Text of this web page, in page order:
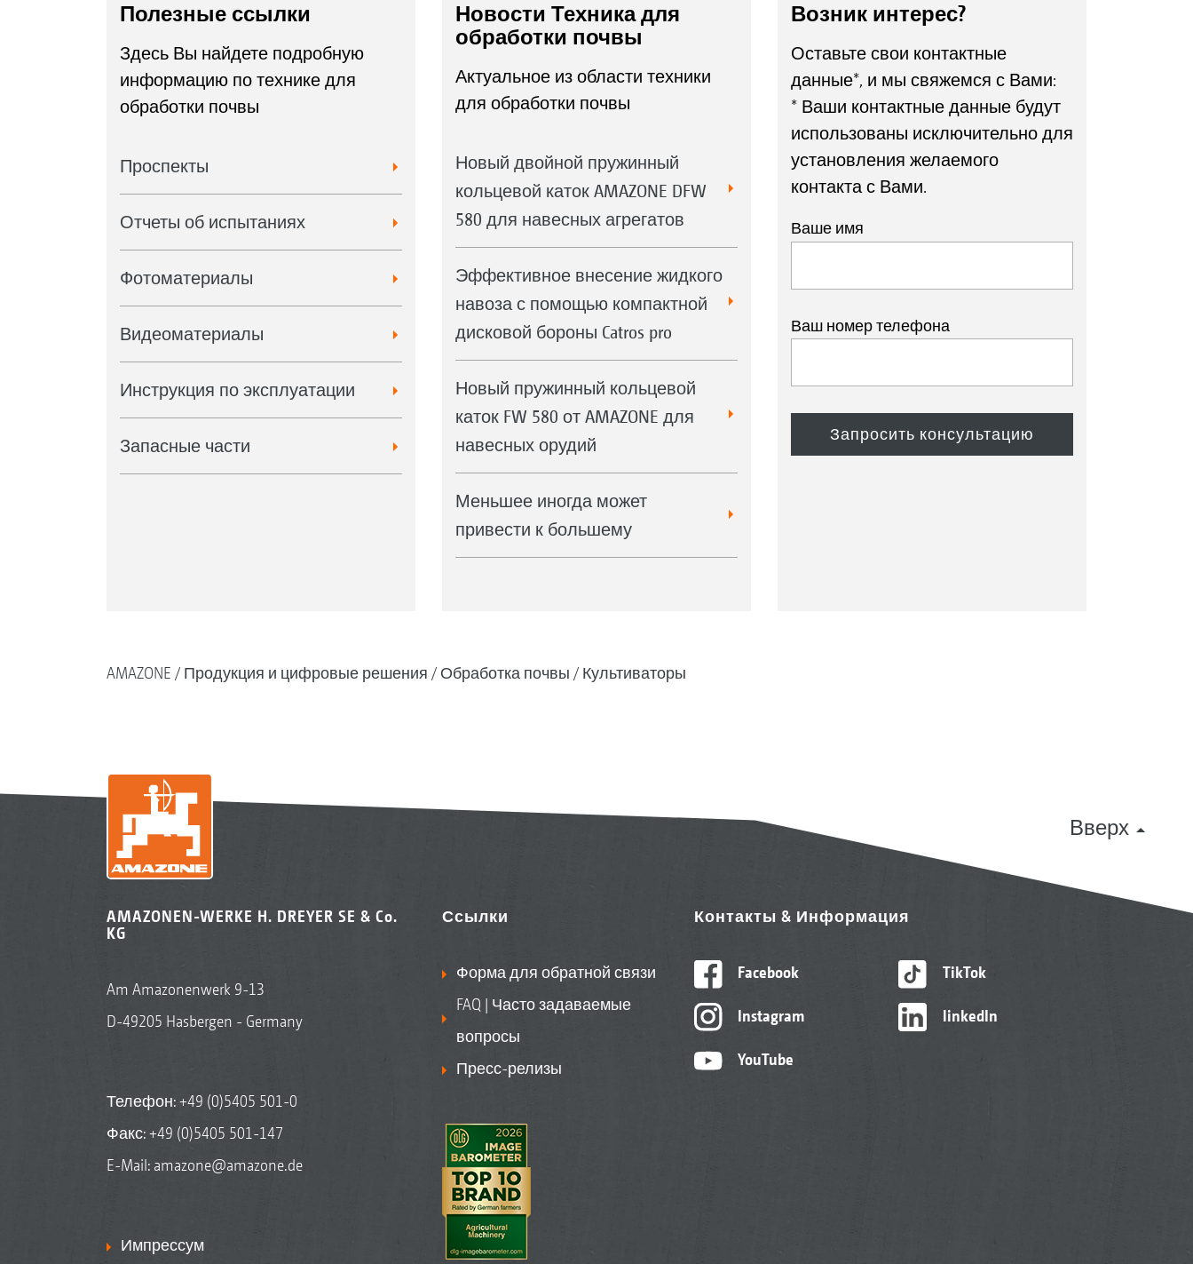
Полезные ссылки
Здесь Вы найдете подробную
информацию по технике для
обработки почвы
Проспекты
Отчеты об испытаниях
Фотоматериалы
Видеоматериалы
Инструкция по эксплуатации
Запасные части
Новости Техника для
обработки почвы
Актуальное из области техники
для обработки почвы
Новый двойной пружинный
кольцевой каток AMAZONE DFW
580 для навесных агрегатов
Эффективное внесение жидкого
навоза с помощью компактной
дисковой бороны Catros pro
Новый пружинный кольцевой
каток FW 580 от AMAZONE для
навесных орудий
Меньшее иногда может
привести к большему
Возник интерес?
Оставьте свои контактные
данные*, и мы свяжемся с Вами:
* Ваши контактные данные будут
использованы исключительно для
установления желаемого
контакта с Вами.
Ваше имя
Ваш номер телефона
AMAZONE Продукция и цифровые решения Обработка почвы Культиваторы
Вверх
AMAZONEN-WERKE H. DREYER SE & Co.
KG
Am Amazonenwerk 9-13
D-49205 Hasbergen - Germany
Телефон:+49 (0)5405 501-0
Факс: +49 (0)5405 501-147
E-Mail: amazone@amazone.de
Импрессум
Ссылки
Форма для обратной связи
FAQ | Часто задаваемые
вопросы
Пресс-релизы
Контакты & Информация
Facebook
Instagram
YouTube
TikTok
linkedIn